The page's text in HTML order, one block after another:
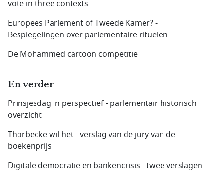
vote in three contexts
Europees Parlement of Tweede Kamer? -
Bespiegelingen over parlementaire rituelen
De Mohammed cartoon competitie
En verder
Prinsjesdag in perspectief - parlementair historisch
overzicht
Thorbecke wil het - verslag van de jury van de
boekenprijs
Digitale democratie en bankencrisis - twee verslagen